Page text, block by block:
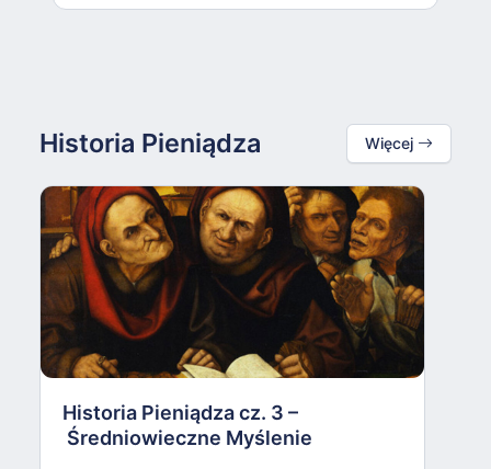
Historia Pieniądza Więcej
Historia Pieniądza cz. 3 –
Średniowieczne Myślenie